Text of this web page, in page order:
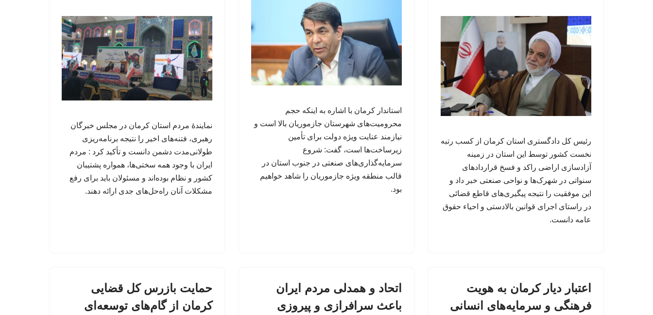
رئیس کل دادگستری استان کرمان از کسب رتبه
نخست کشور توسط این استان در زمینه
آزادسازی اراضی راکد و فسخ قراردادهای
سنواتی در شهرک‌ها و نواحی صنعتی خبر داد و
این موفقیت را نتیجه پیگیری‌های قاطع قضائی
در راستای اجرای قوانین بالادستی و احیاء حقوق
عامه دانست.
استاندار کرمان با اشاره به اینکه حجم
محرومیت‌های شهرستان جازموریان بالا است و
نیازمند عنایت ویژه دولت برای تأمین
زیرساخت‌ها است، گفت: شروع
سرمایه‌گذاری‌های صنعتی در جنوب استان در
قالب منطقه ویژه جازموریان را شاهد خواهیم
بود.
نمایندهٔ مردم استان کرمان در مجلس خبرگان
رهبری، فتنه‌های اخیر را نتیجه برنامه‌ریزی
طولانی‌مدت دشمن دانست و تأکید کرد : مردم
ایران با وجود همه سختی‌ها، همواره پشتیبان
کشور و نظام بوده‌اند و مسئولان باید برای رفع
مشکلات آنان راه‌حل‌های جدی ارائه دهند.
اعتبار دیار کرمان به هویت
فرهنگی و سرمایه‌های انسانی
اتحاد و همدلی مردم ایران
باعث سرافرازی و پیروزی
حمایت بازرس کل قضایی
کرمان از گام‌های توسعه‌ای